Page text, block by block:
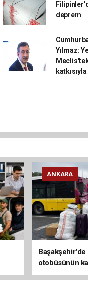
deprem
Yılmaz:
ANKARA
otobüsünün
yaralandı